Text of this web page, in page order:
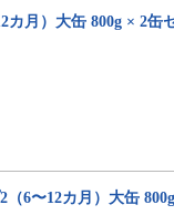
月）大缶 800g × 2缶
6〜12カ月）大缶